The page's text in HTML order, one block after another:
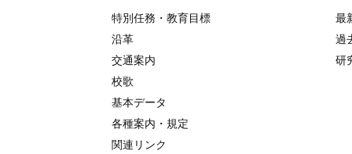
特別任務・教育目標
沿革
交通案内
校歌
基本データ
各種案内・規定
関連リンク
最
過
研